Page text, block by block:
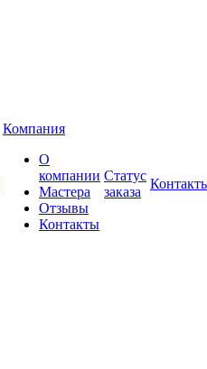
Компания
О
компании
Мастера
Отзывы
Контакты
Статус
заказа